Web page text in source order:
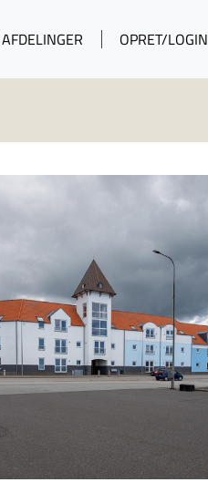
AFDELINGER OPRET/LOGIN